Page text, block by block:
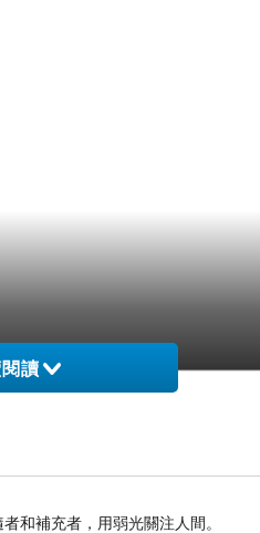
讀
和補充者，用弱光關注人間。